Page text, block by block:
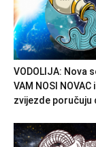
VODOLIJA: Nova
VAM NOSI NOVAC
zvijezde poručuju